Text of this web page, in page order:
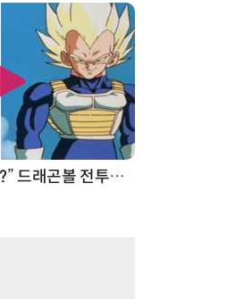
“입으면 전투력 상승?” 드래곤볼 전투복 닮은 중량조끼